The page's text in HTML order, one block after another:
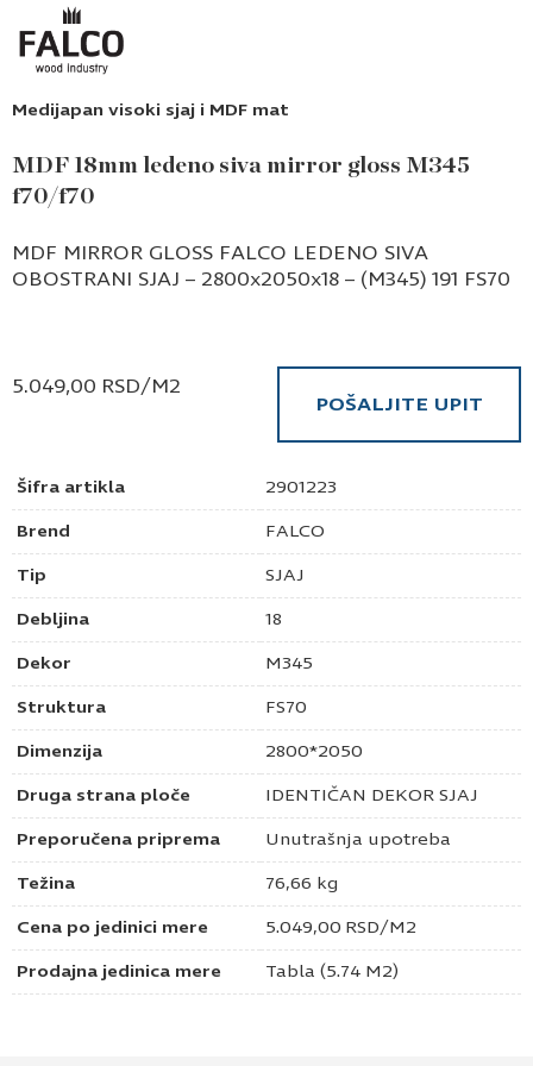
Medijapan visoki sjaj i MDF mat
MDF 18mm ledeno siva mirror gloss M345
f70/f70
Šifra artikla 2901223
Brend FALCO
Tip SJAJ
Debljina 18
Dekor M345
Struktura FS70
Dimenzija 2800*2050
Druga strana ploče IDENTIČAN DEKOR SJAJ
Preporučena priprema Unutrašnja upotreba
Težina 76,66 kg
Cena po jedinici mere 5.049,00 RSD/M2
Prodajna jedinica mere Tabla (5.74 M2)
MDF MIRROR GLOSS FALCO LEDENO SIVA
OBOSTRANI SJAJ – 2800x2050x18 – (M345) 191 FS70
5.049,00 RSD/M2
POŠALJITE UPIT